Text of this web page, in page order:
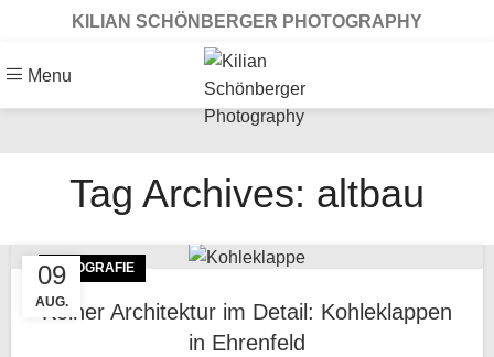
KILIAN SCHÖNBERGER PHOTOGRAPHY
Menu
Tag Archives: altbau
09
AUG.
FOTOGRAFIE
Kölner Architektur im Detail: Kohleklappen
in Ehrenfeld